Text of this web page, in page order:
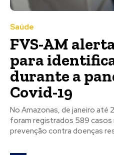
Saúde
FVS-AM
para
durante a
Covid-19
No Amazonas, de janeiro até
foram registrados 589
prevenção contra doenças